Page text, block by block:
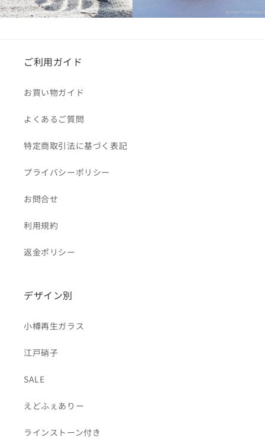
ご利用ガイド
お買い物ガイド
よくあるご質問
特定商取引法に基づく表記
プライバシーポリシー
お問合せ
利用規約
返金ポリシー
デザイン別
小樽再生ガラス
江戸硝子
SALE
えどふぇありー
ラインストーン付き